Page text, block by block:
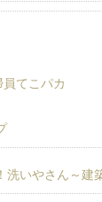
てこパカ
いやさん～建